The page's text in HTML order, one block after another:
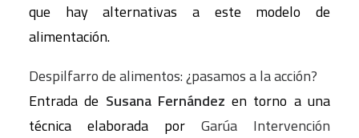
que hay alternativas a este modelo de
alimentación.
Despilfarro de alimentos: ¿pasamos a la acción?
Entrada de Susana Fernández en torno a una
técnica elaborada por Garúa Intervención